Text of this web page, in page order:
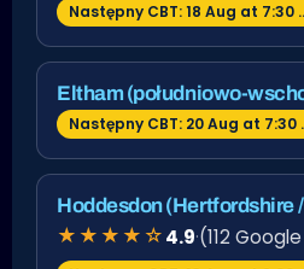
Następny
Eltham (południowo-
Hoddesdon (Hertfordshire
★★★★☆4.9·(112